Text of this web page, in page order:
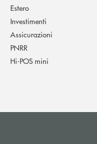
Estero
Investimenti
Assicurazioni
PNRR
Hi-POS mini